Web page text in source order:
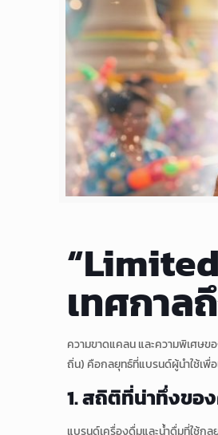
เทศกาล
ความขาดแคลน และความพิเศษข
ถิ่น) คือกลยุทธ์ที่แบรนด์ผู้นำใช้เพื่
1. สถิติที่น่าทึ่งขอ
แบรนด์เครื่องดื่มและน้ำดื่มที่ใช้ก